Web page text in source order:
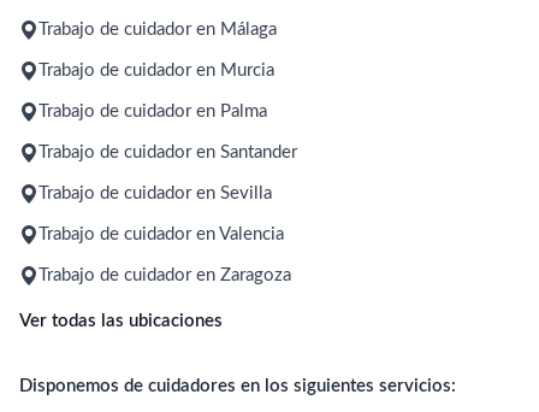
Trabajo de cuidador en Málaga
Trabajo de cuidador en Murcia
Trabajo de cuidador en Palma
Trabajo de cuidador en Santander
Trabajo de cuidador en Sevilla
Trabajo de cuidador en Valencia
Trabajo de cuidador en Zaragoza
Ver todas las ubicaciones
Disponemos de cuidadores en los siguientes servicios: